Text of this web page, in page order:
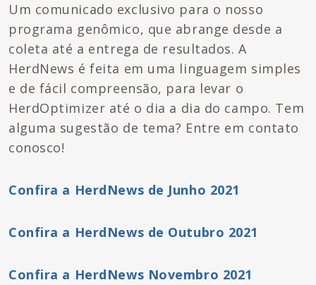
Um comunicado exclusivo para o nosso
programa genômico, que abrange desde a
coleta até a entrega de resultados. A
HerdNews é feita em uma linguagem simples
e de fácil compreensão, para levar o
HerdOptimizer até o dia a dia do campo. Tem
alguma sugestão de tema? Entre em contato
conosco!
Confira a HerdNews de Junho 2021
Confira a HerdNews de Outubro 2021
Confira a HerdNews Novembro 2021